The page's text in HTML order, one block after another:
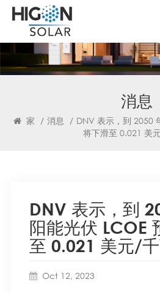
消息
家 / 消息 / DNV 表示，到 2050
将下滑至 0.021 美
DNV 表示，到
阳能光伏 LCOE
至 0.021 美元/
Oct 12, 2023